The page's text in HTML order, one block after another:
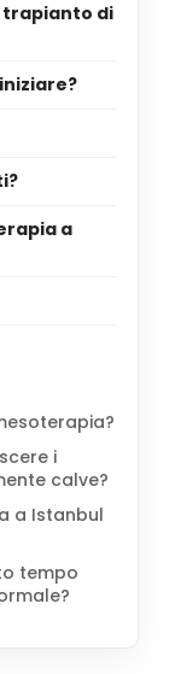
trapianto di
a
i
calve?
a Istanbul
tempo